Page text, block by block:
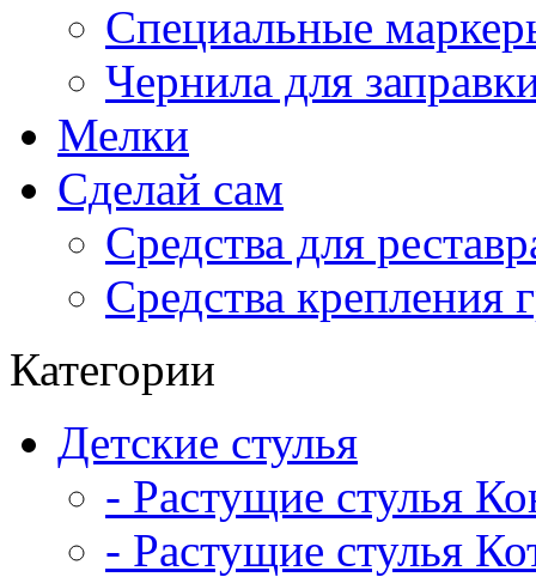
Специальные
Чернила для
Мелки
Сделай сам
Средства для
Средства крепления
Категории
Детские стулья
- Растущие стулья
- Растущие стулья